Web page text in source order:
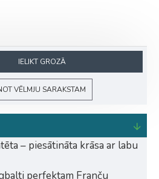
IELIKT GROZĀ
VĒLMJU SARAKSTAM
– piesātināta krāsa ar labu
perfektam Franču